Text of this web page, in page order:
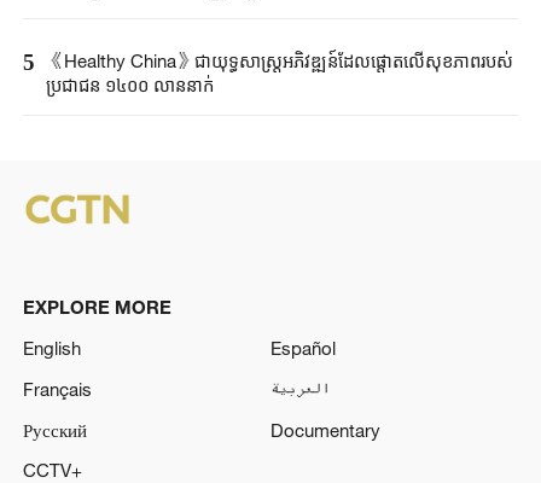
5
《Healthy China》​ជា​យុទ្ធសាស្ត្រ​អភិវឌ្ឍន៍​ដែលផ្តោត​លើ​សុខភាព​របស់​
ប្រជាជន ​១៤០០ ​លាន​នាក់​​
EXPLORE MORE
English
Español
Français
العربية
Русский
Documentary
CCTV+